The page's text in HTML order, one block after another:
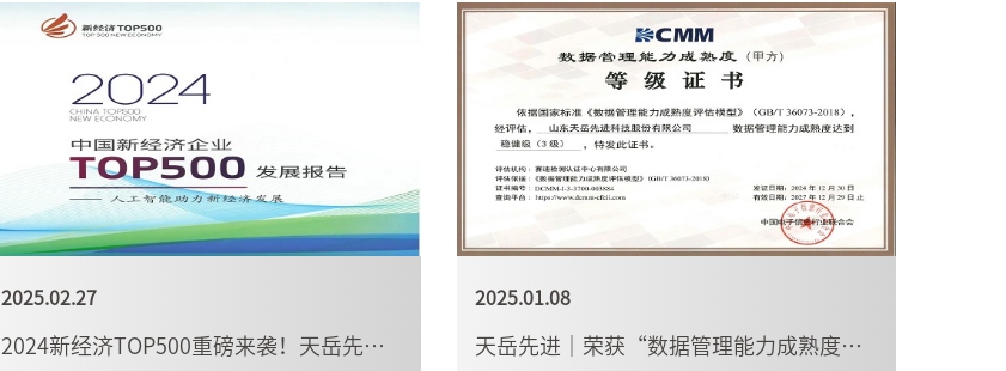
2025.02.27
2024新经济TOP500重磅来袭！天岳先进上榜
2025.01.08
天岳先进｜荣获“数据管理能力成熟度三级认证”